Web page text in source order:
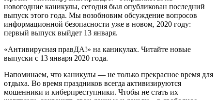
новогодние каникулы, сегодня был опубликован последний
выпуск этого года. Мы возобновим обсуждение вопросов
информационной безопасности уже в новом, 2020 году:
первый выпуск выйдет 13 января.
«Антивирусная правДА!» на каникулах. Читайте новые
выпуски с 13 января 2020 года.
Напоминаем, что каникулы — не только прекрасное время для
отдыха. Во время праздников всегда активизируются
мошенники и киберпреступники. Чтобы не стать их